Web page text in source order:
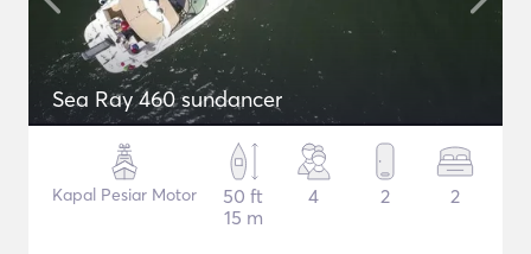
Sea Ray 460 sundancer
Kapal Pesiar Motor
50 ft
15 m
4 2 2